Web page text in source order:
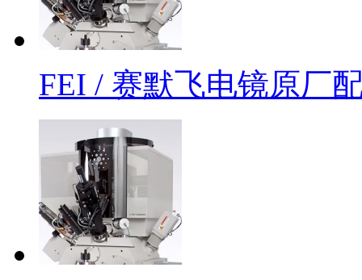
FEI / 赛默飞电镜原厂